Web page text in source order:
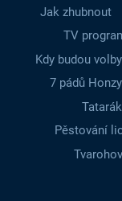
Jak zhubnout
TV
Kdy budou volby
7 pádů
Pěstování